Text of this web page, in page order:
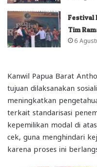
Festival
Tim
6
Kanwil Papua Barat
tujuan dilaksanakan
meningkatkan
terkait standarisasi
kepemilikan modal di
cek, guna menghindari
karena proses ini